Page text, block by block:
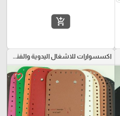
add_shopping_cart
اكسسوارات للاشغال اليدوية والفنون
favorite_border